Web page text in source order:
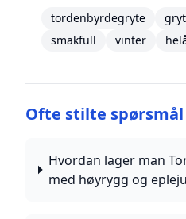
tordenbyrdegryte
smakfull
vinter
Ofte stilte spørsmål
Hvordan lager man
med høyrygg og